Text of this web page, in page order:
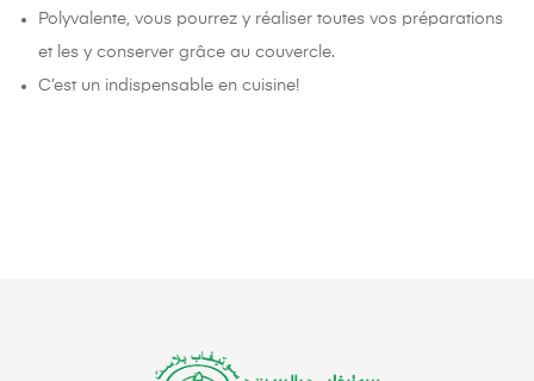
Polyvalente, vous pourrez y réaliser toutes vos préparations
et les y conserver grâce au couvercle.
C’est un indispensable en cuisine!